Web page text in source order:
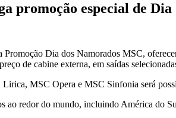
promoção especial de Dia
Dia dos Namorados MSC,
de cabine externa, em saídas
MSC Opera e MSC Sinfonia será
ao redor do mundo, incluindo América do